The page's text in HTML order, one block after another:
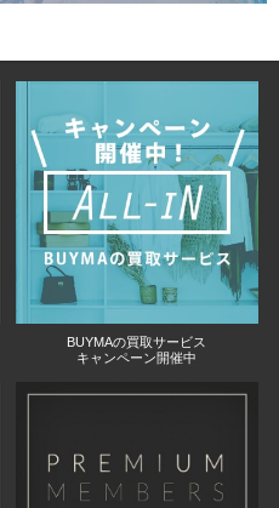
BUYMAの買取サービス
キャンペーン開催中